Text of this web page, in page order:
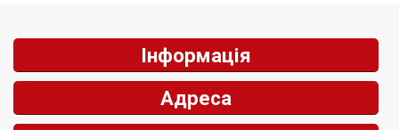
Інформація
Адреса